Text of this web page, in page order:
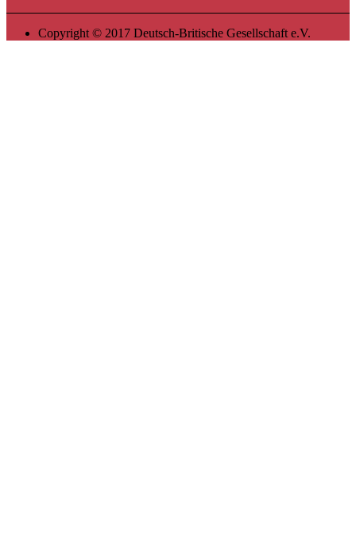
Copyright © 2017 Deutsch-Britische Gesellschaft e.V.